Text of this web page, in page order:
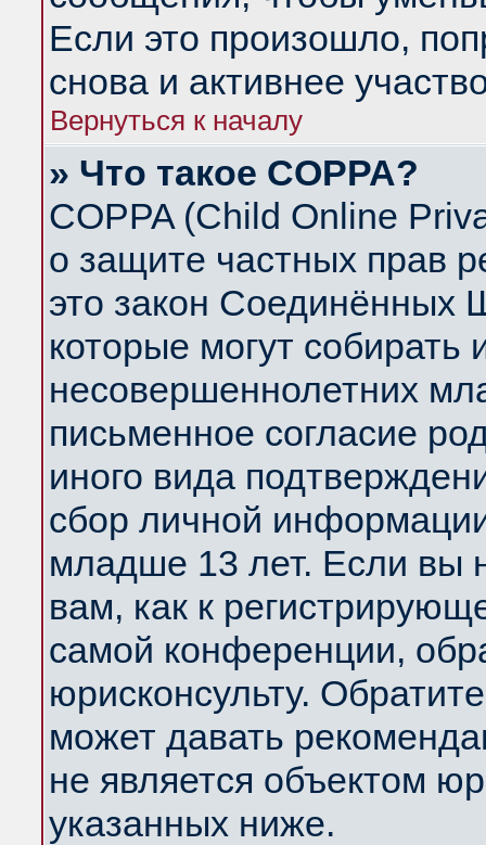
Если это произошло,
снова и активнее
Вернуться к началу
» Что такое COPPA?
COPPA (Child Online
о защите частных прав
это закон Соединённых
которые могут
несовершеннолетних
письменное согласие
иного вида
сбор личной
младше 13 лет. Если вы
вам, как к
самой конференции,
юрисконсульту.
может давать
не является объектом
указанных ниже.